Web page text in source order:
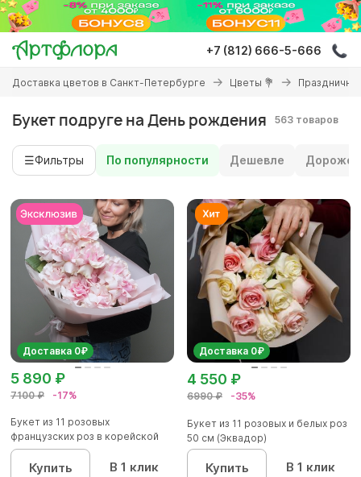
Перейти
основному
содержанию
+7 (812) 666-5-666
Вы
здесь
Доставка цветов в Санкт-Петербурге Цветы 💐
Букет подруге на День рождения 563 товаров
☰Фильтры По популярности Дешевле Дороже
Доставка 0₽
7100 ₽ -17%
5 890 ₽
Букет из 11 розовых
французских роз в корейской
упаковк...
Купить В 1 клик
Доставка 0₽
6990 ₽ -35%
4 550 ₽
Букет из 11 розовых и белых роз
50 см (Эквадор)
Купить В 1 клик